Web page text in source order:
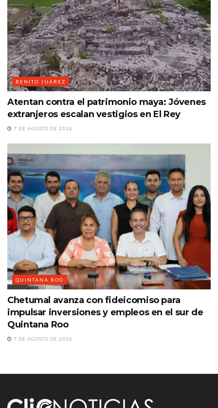
BENITO JUÁREZ
Atentan contra el patrimonio maya: Jóvenes
extranjeros escalan vestigios en El Rey
7 DE AGOSTO DE 2026
QUINTANA ROO
Chetumal avanza con fideicomiso para
impulsar inversiones y empleos en el sur de
Quintana Roo
7 DE AGOSTO DE 2026